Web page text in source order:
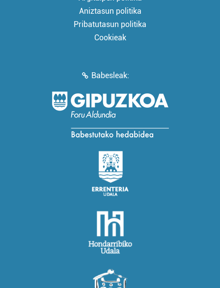
Aniztasun politika
Pribatutasun politika
Cookieak
Babesleak: